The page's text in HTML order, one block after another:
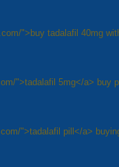
">buy tadalafil 40mg
">tadalafil 5mg</a> buy
">tadalafil pill</a>